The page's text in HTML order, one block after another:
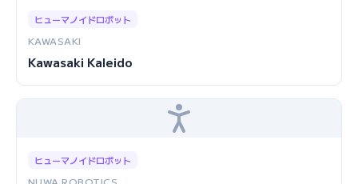
ヒューマノイドロボット
KAWASAKI
Kawasaki Kaleido
ヒューマノイドロボット
NUWA ROBOTICS